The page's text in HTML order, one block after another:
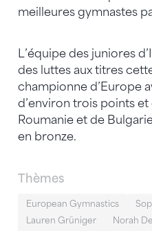
meilleures gymnastes
L’équipe des juniores
des luttes aux titres
championne d’Europe
d’environ trois points
Roumanie et de
en bronze.
Thèmes
European Gymnastics
Lauren Grüniger
Norah